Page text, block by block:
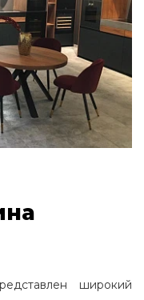
широкий